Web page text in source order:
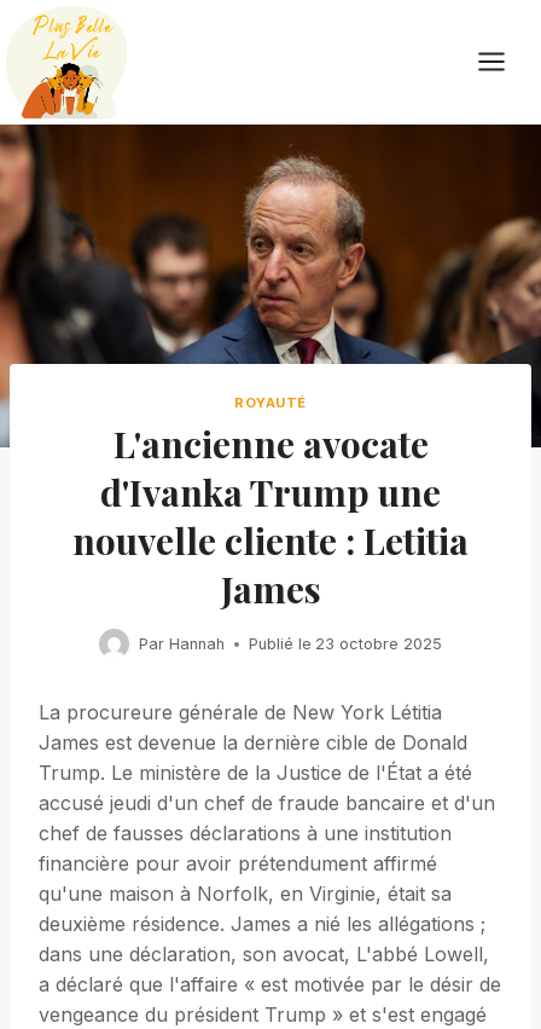
Skip
content
ROYAUTÉ
L'ancienne avocate
d'Ivanka Trump une
nouvelle cliente : Letitia
James
Par Hannah Publié le 23 octobre 2025
La procureure générale de New York Létitia
James est devenue la dernière cible de Donald
Trump. Le ministère de la Justice de l'État a été
accusé jeudi d'un chef de fraude bancaire et d'un
chef de fausses déclarations à une institution
financière pour avoir prétendument affirmé
qu'une maison à Norfolk, en Virginie, était sa
deuxième résidence. James a nié les allégations ;
dans une déclaration, son avocat, L'abbé Lowell,
a déclaré que l'affaire « est motivée par le désir de
vengeance du président Trump » et s'est engagé